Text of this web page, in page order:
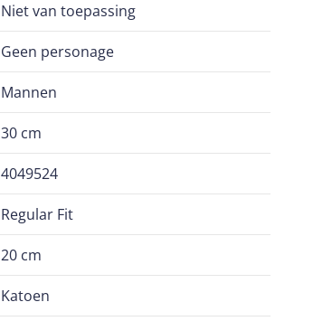
Niet van toepassing
Geen personage
Mannen
30 cm
4049524
Regular Fit
20 cm
Katoen